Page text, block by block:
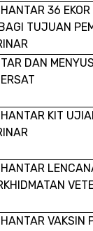
36
TUJUAN
DAN
KIT
VAKSIN